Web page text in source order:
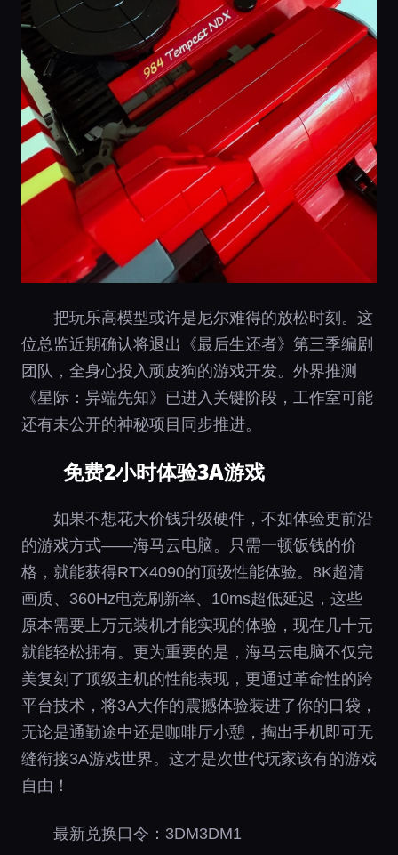
把玩乐高模型或许是尼尔难得的放松时刻。这
位总监近期确认将退出《最后生还者》第三季编剧
团队，全身心投入顽皮狗的游戏开发。外界推测
《星际：异端先知》已进入关键阶段，工作室可能
还有未公开的神秘项目同步推进。
免费2小时体验3A游戏
如果不想花大价钱升级硬件，不如体验更前沿
的游戏方式——海马云电脑。只需一顿饭钱的价
格，就能获得RTX4090的顶级性能体验。8K超清
画质、360Hz电竞刷新率、10ms超低延迟，这些
原本需要上万元装机才能实现的体验，现在几十元
就能轻松拥有。更为重要的是，海马云电脑不仅完
美复刻了顶级主机的性能表现，更通过革命性的跨
平台技术，将3A大作的震撼体验装进了你的口袋，
无论是通勤途中还是咖啡厅小憩，掏出手机即可无
缝衔接3A游戏世界。这才是次世代玩家该有的游戏
自由！
最新兑换口令：3DM3DM1